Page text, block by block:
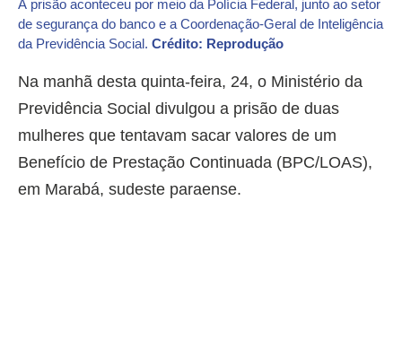
A prisão aconteceu por meio da Polícia Federal, junto ao setor
de segurança do banco e a Coordenação-Geral de Inteligência
da Previdência Social. Crédito: Reprodução
Na manhã desta quinta-feira, 24, o Ministério da
Previdência Social divulgou a prisão de duas
mulheres que tentavam sacar valores de um
Benefício de Prestação Continuada (BPC/LOAS),
em Marabá, sudeste paraense.